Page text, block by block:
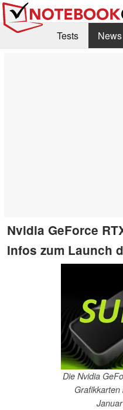
Tests News
Nvidia GeForce
Infos zum Launch
Die Nvidia